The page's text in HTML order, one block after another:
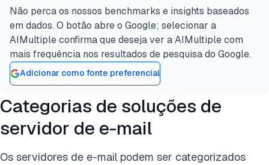
Não perca os nossos benchmarks e insights baseados
em dados. O botão abre o Google; selecionar a
AIMultiple confirma que deseja ver a AIMultiple com
mais frequência nos resultados de pesquisa do Google.
Adicionar como fonte preferencial
Categorias de soluções de
servidor de e-mail
Os servidores de e-mail podem ser categorizados